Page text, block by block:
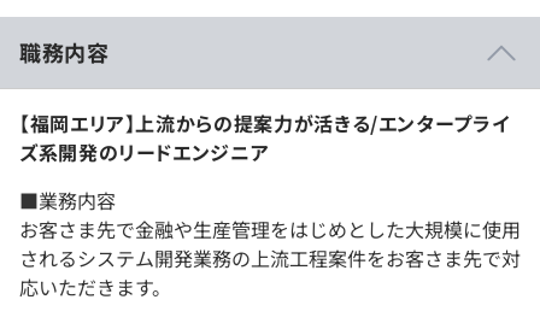
職務内容
【福岡エリア】上流からの提案力が活きる/エンタープライ
ズ系開発のリードエンジニア
■業務内容
お客さま先で金融や生産管理をはじめとした大規模に使用
されるシステム開発業務の上流工程案件をお客さま先で対
応いただきます。